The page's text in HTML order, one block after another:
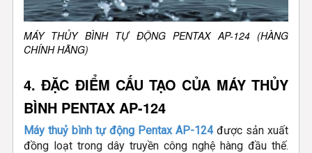
MÁY THỦY BÌNH TỰ ĐỘNG PENTAX AP-124 (HÀNG
CHÍNH HÃNG)
4. ĐẶC ĐIỂM CẤU TẠO CỦA MÁY THỦY
BÌNH PENTAX AP-124
Máy thuỷ bình tự động Pentax AP-124được sản xuất
đồng loạt trong dây truyền công nghệ hàng đầu thế.